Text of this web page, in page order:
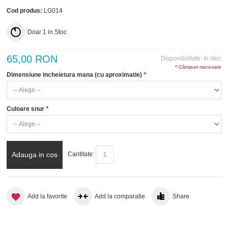
Cod produs: LG014
Doar 1 in Stoc
Disponibilitate: In stoc
65,00 RON
*
Dimensiune incheietura mana (cu aproximatie)
*
Culoare snur
* Câmpuri necesare
Adauga in cos Cantitate:
Add la favorite Add la comparatie Share